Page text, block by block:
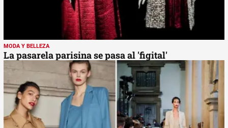
MODA Y BELLEZA
La pasarela parisina se pasa al 'figital'